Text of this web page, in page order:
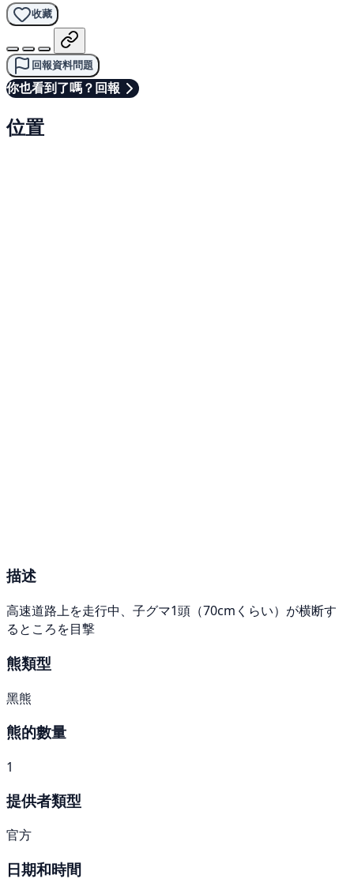
收藏
回報資料問題
你也看到了嗎？回報
位置
描述
高速道路上を走行中、子グマ1頭（70cmくらい）が横断す
るところを目撃
熊類型
黑熊
熊的數量
1
提供者類型
官方
日期和時間